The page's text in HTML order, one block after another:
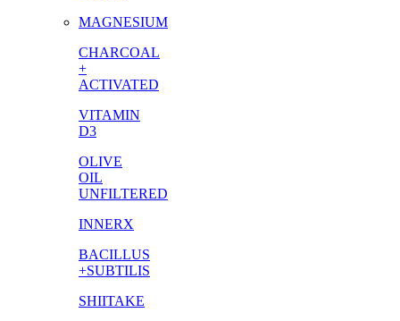
MAGNESIUM
CHARCOAL
+
ACTIVATED
VITAMIN
D3
OLIVE
OIL
UNFILTERED
INNERX
BACILLUS
+SUBTILIS
SHIITAKE